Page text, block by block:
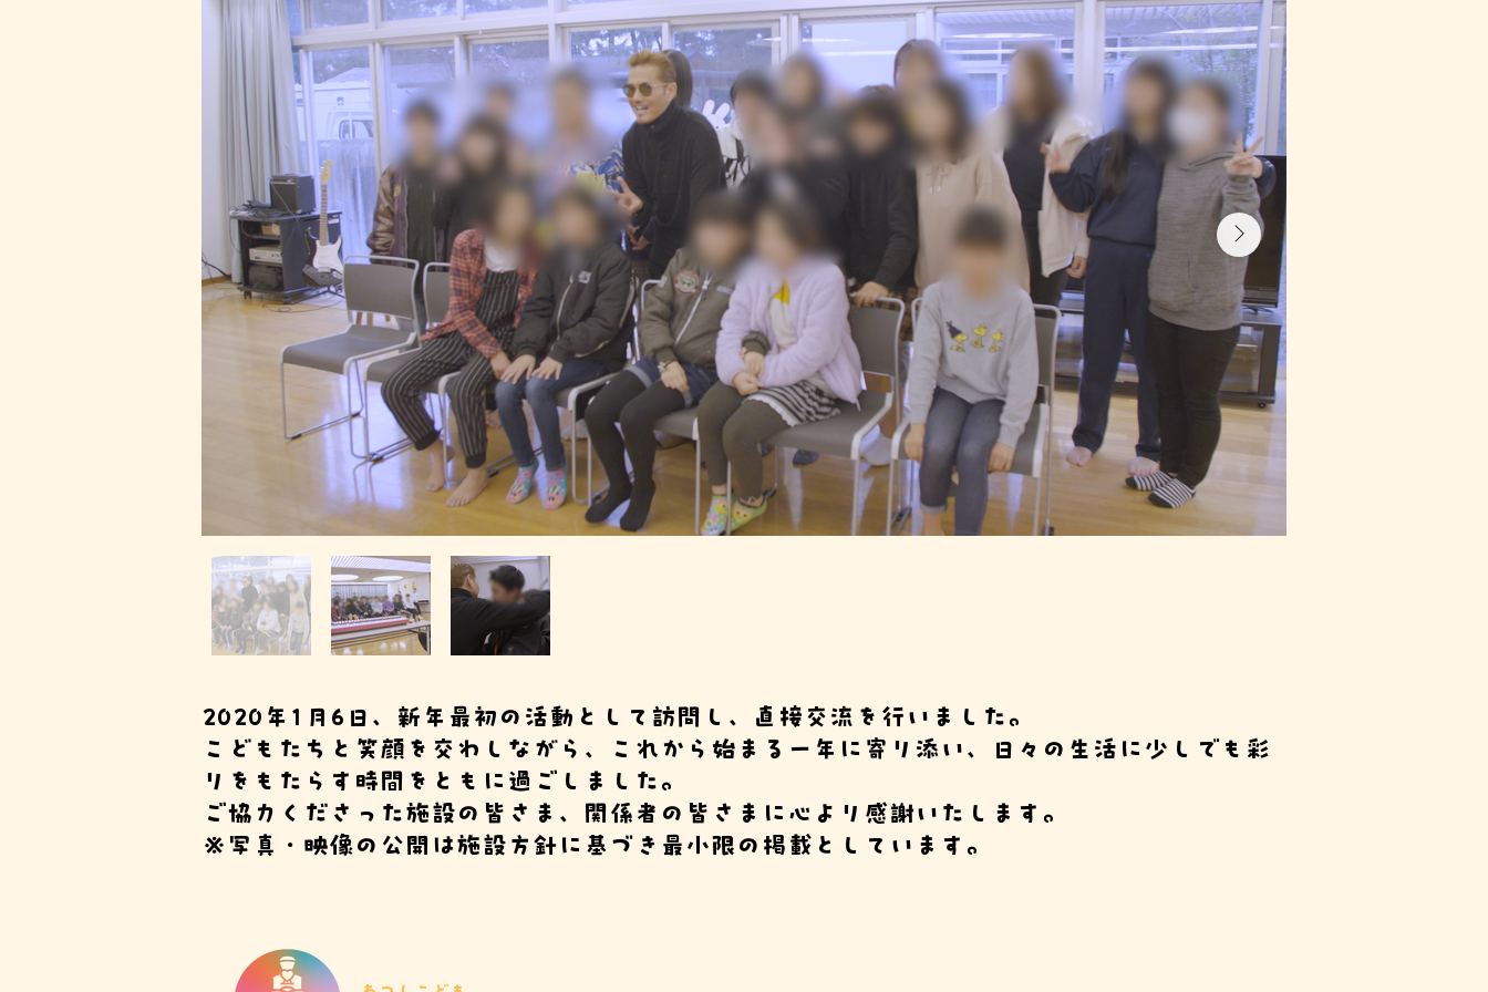
2020年1月6日、新年最初の活動として訪問し、直接交流を行いました。
こどもたちと笑顔を交わしながら、これから始まる一年に寄り添い、日々の生活に少しでも彩
りをもたらす時間をともに過ごしました。
ご協力くださった施設の皆さま、関係者の皆さまに心より感謝いたします。
※写真・映像の公開は施設方針に基づき最小限の掲載としています。